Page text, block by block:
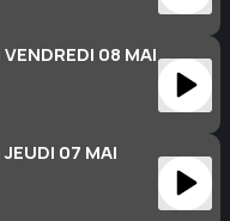
08 MAI
07 MAI